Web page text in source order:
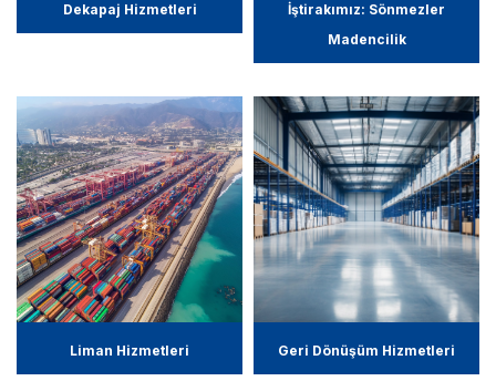
Dekapaj Hizmetleri
İştirakımız: Sönmezler
Madencilik
Liman Hizmetleri Geri Dönüşüm Hizmetleri